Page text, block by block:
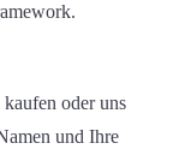
oder uns
und Ihre